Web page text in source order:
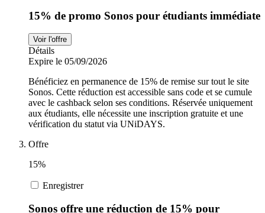
15% de promo Sonos pour étudiants immédiate
Voir l'offre
Détails
Expire le 05/09/2026
Bénéficiez en permanence de 15% de remise sur tout le site
Sonos. Cette réduction est accessible sans code et se cumule
avec le cashback selon ses conditions. Réservée uniquement
aux étudiants, elle nécessite une inscription gratuite et une
vérification du statut via UNiDAYS.
Offre
15%
Enregistrer
Sonos offre une réduction de 15% pour